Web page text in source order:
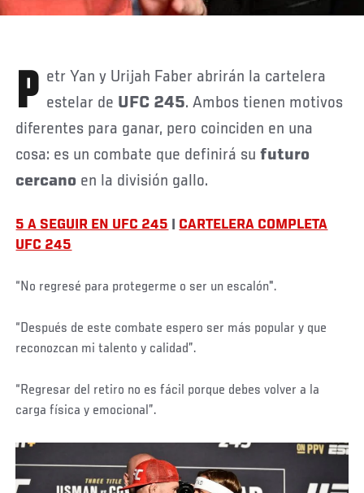
Petr Yan y Urijah Faber abrirán la cartelera estelar de UFC 245. Ambos tienen motivos
diferentes para ganar, pero coinciden en una
cosa: es un combate que definirá sufuturo
cercano en la división gallo.
5 A SEGUIR EN UFC 245
CARTELERA COMPLETA
UFC 245
Social
“No regresé para protegerme o ser un escalón".
Social
Post
“Después de este combate espero ser más popular y que
reconozcan mi talento y calidad”.
Social
Post
“Regresar del retiro no es fácil porque debes volver a la
carga física y emocional”.